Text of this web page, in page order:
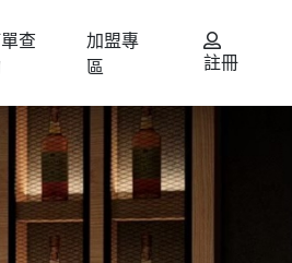
查
加盟專
區
註冊